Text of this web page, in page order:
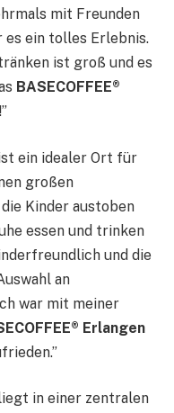
mit Freunden
ein tolles Erlebnis.
ist groß und es
BASECOFFEE®
ein idealer Ort für
großen
Kinder austoben
essen und trinken
und die
an
war mit meiner
Erlangen
in einer zentralen